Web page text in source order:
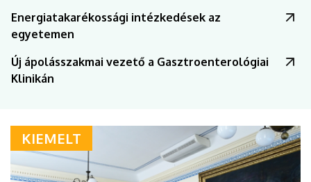
Energiatakarékossági intézkedések az
egyetemen
Új ápolásszakmai vezető a Gasztroenterológiai
Klinikán
KIEMELT